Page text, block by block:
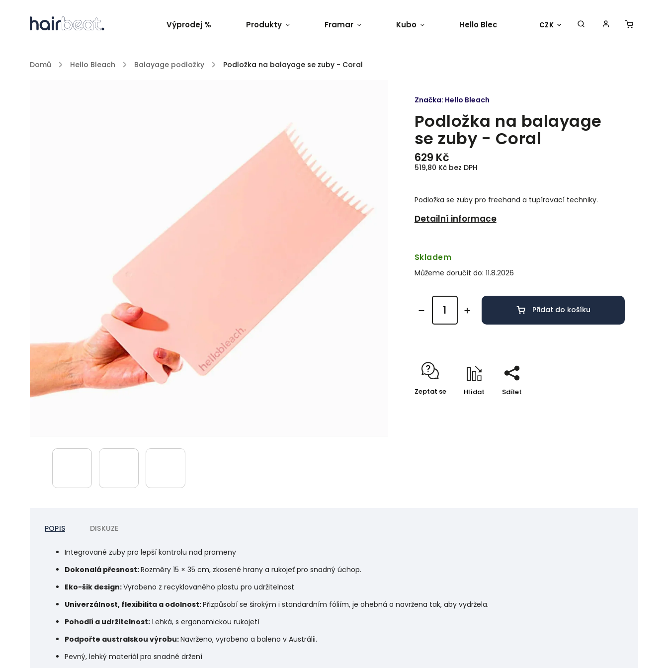
CZK
Výprodej % Produkty Framar Kubo Hello Bleach O nás Kontakty
Domů / Hello Bleach / Balayage podložky / Podložka na balayage se zuby - Coral
Podložka na balayage
se zuby - Coral
629 Kč
519,80 Kč bez DPH
Podložka se zuby pro freehand a tupírovací techniky.
Detailní informace
Značka: Hello Bleach
Skladem
Můžeme doručit do: 11.8.2026
Přidat do košíku
Zeptat se Hlídat Sdílet
POPIS DISKUZE
Integrované zuby pro lepší kontrolu nad prameny
Dokonalá přesnost:Rozměry 15 × 35 cm, zkosené hrany a rukojeť pro snadný úchop.
Eko-šik design:Vyrobeno z recyklovaného plastu pro udržitelnost
Univerzálnost, flexibilita a odolnost:Přizpůsobí se širokým i standardním fóliím, je ohebná a navržena tak, aby vydržela.
Pohodlí a udržitelnost: Lehká, s ergonomickou rukojetí
Podpořte australskou výrobu:Navrženo, vyrobeno a baleno v Austrálii.
Pevný, lehký materiál pro snadné držení